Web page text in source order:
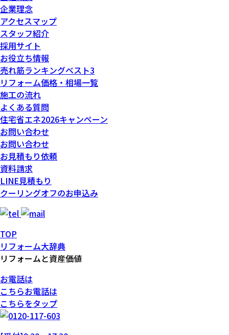
企業理念
アクセスマップ
スタッフ紹介
採用サイト
お役立ち情報
売れ筋ランキングベスト3
リフォーム価格・相場一覧
施工の流れ
よくある質問
住宅省エネ2026キャンペーン
お問い合わせ
お問い合わせ
お見積もり依頼
資料請求
LINE見積もり
クーリングオフのお申込み
TOP
リフォーム大辞典
リフォームと資産価値
お電話は
こちらお電話は
こちらをタップ